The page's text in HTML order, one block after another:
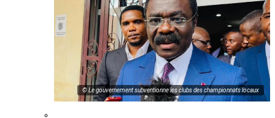
© Le gouvernement subventionne les clubs des championnats locaux